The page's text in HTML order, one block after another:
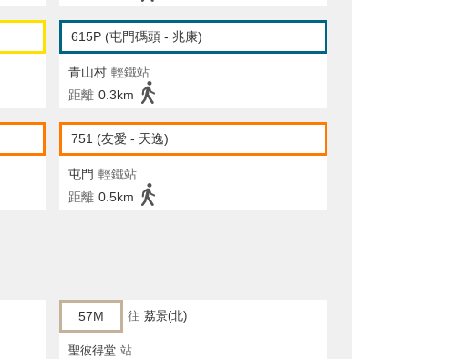
615P (屯門碼頭 - 兆康)
青山村 輕鐵站
距離 0.3km
751 (友愛 - 天逸)
屯門 輕鐵站
距離 0.5km
57M 往 荔景(北)
聖彼得堂 站